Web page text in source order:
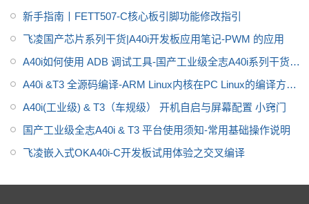
新手指南丨FETT507-C核心板引脚功能修改指引
飞凌国产芯片系列干货|A40i开发板应用笔记-PWM 的应用
A40i如何使用 ADB 调试工具-国产工业级全志A40i系列干货分
享
A40i &T3 全源码编译-ARM Linux内核在PC Linux的编译方
法。
A40i(工业级) & T3（车规级） 开机自启与屏幕配置 小窍门
国产工业级全志A40i & T3 平台使用须知-常用基础操作说明
飞凌嵌入式OKA40i-C开发板试用体验之交叉编译